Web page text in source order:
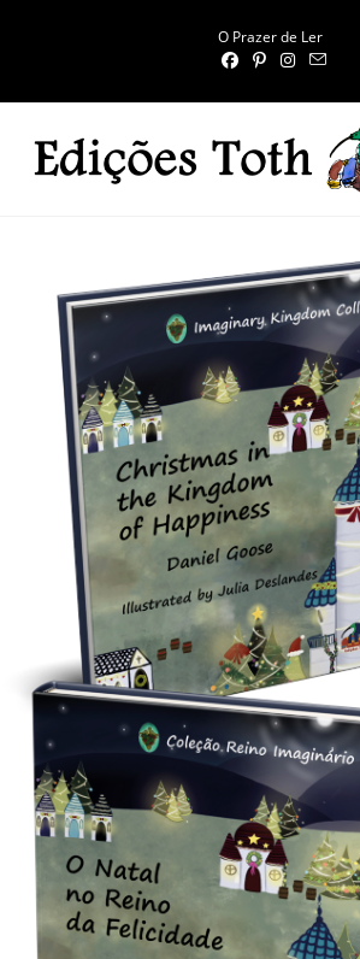
O Prazer de Ler